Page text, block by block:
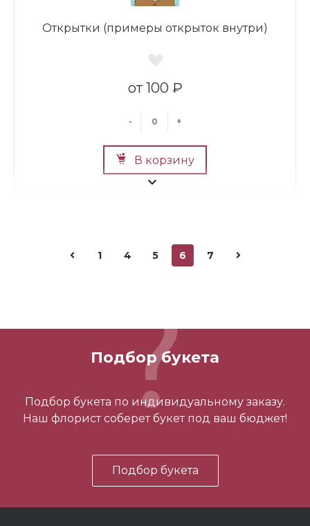
Открытки (примеры открыток внутри)
100 ₽
- +
В корзину
5 500 ₽
В корзину
1 4 5 6 7
Подбор букета
Подбор букета по индивидуальному заказу.
Наш флорист соберет букет под ваш бюджет!
Подбор букета